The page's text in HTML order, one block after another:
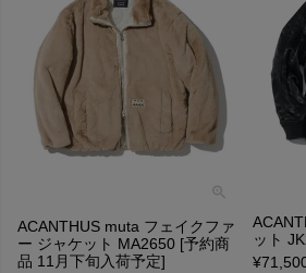
ACANTHUS muta フェイクファ
ー ジャケット MA2650 [予約商
品 11月下旬入荷予定]
ット
¥